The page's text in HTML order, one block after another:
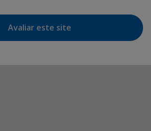
Avaliar este site